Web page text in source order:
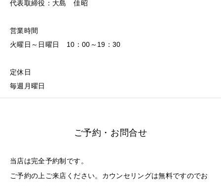
代表取締役：大島 佳昭
営業時間
火曜日～日曜日 10：00～19：30
定休日
毎週月曜日
ご予約・お問合せ
当店は完全予約制です。
ご予約の上ご来店ください。カウンセリングは無料ですのでお